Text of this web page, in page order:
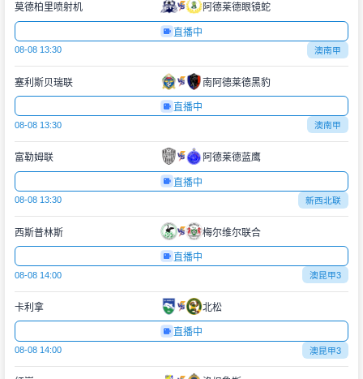
莫德柏里喷射机 阿德莱德眼镜蛇
直播中
08-08 13:30 澳南甲
塞利斯贝瑞联 南阿德莱德黑豹
直播中
08-08 13:30 澳南甲
富勒姆联 阿德莱德蓝鹰
直播中
08-08 13:30 新西北联
西斯普林斯 梅尔维尔联合
直播中
08-08 14:00 澳昆甲3
卡利拿 北松
直播中
08-08 14:00 澳昆甲3